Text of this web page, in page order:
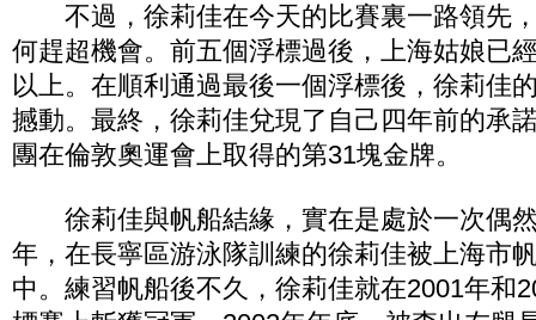
不過，徐莉佳在今天的比賽裏一路領先
何趕超機會。前五個浮標過後，上海姑娘已
以上。在順利通過最後一個浮標後，徐莉佳
撼動。最終，徐莉佳兌現了自己四年前的承
團在倫敦奧運會上取得的第31塊金牌。
徐莉佳與帆船結緣，實在是處於一次偶
年，在長寧區游泳隊訓練的徐莉佳被上海市
中。練習帆船後不久，徐莉佳就在2001年和